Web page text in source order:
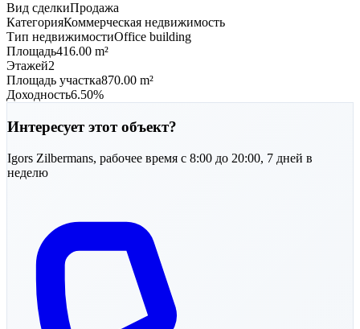
Вид сделкиПродажа
КатегорияКоммерческая недвижимость
Тип недвижимостиOffice building
Площадь416.00 m²
Этажей2
Площадь участка870.00 m²
Доходность6.50%
Интересует этот объект?
Igors Zilbermans, рабочее время с 8:00 до 20:00, 7 дней в
неделю